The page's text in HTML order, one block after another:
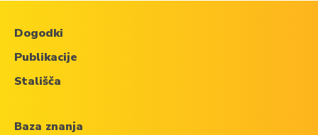
Dogodki
Publikacije
Stališča
Baza znanja